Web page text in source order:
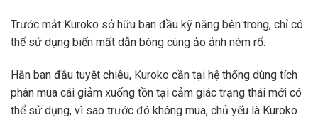
Trước mắt Kuroko sở hữu ban đầu kỹ năng bên trong, chỉ có
thể sử dụng biến mất dẫn bóng cùng ảo ảnh ném rổ.
Hắn ban đầu tuyệt chiêu, Kuroko cần tại hệ thống dùng tích
phân mua cái giảm xuống tồn tại cảm giác trạng thái mới có
thể sử dụng, vì sao trước đó không mua, chủ yếu là Kuroko